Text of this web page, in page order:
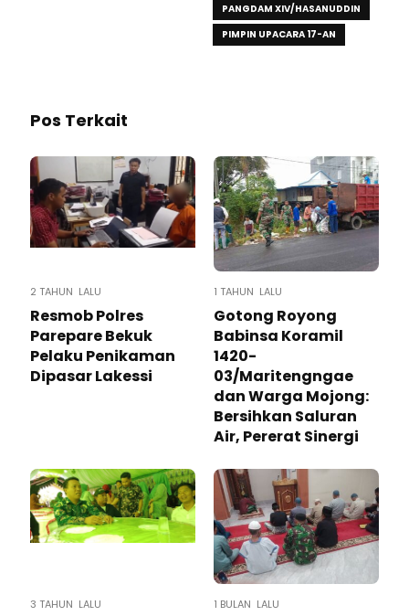
PANGDAM XIV/HASANUDDIN
PIMPIN UPACARA 17-AN
Pos Terkait
2 TAHUN LALU
Resmob Polres
Parepare Bekuk
Pelaku Penikaman
Dipasar Lakessi
1 TAHUN LALU
Gotong Royong
Babinsa Koramil
1420-
03/Maritengngae
dan Warga Mojong:
Bersihkan Saluran
Air, Pererat Sinergi
3 TAHUN LALU 1 BULAN LALU